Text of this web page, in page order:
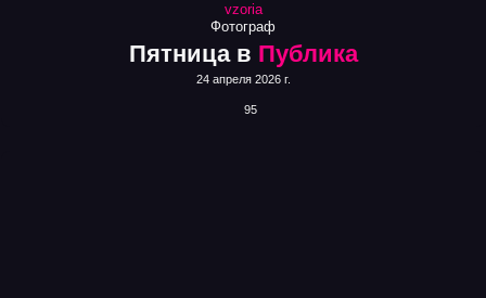
Пятница в Публика
24 апреля 2026 г.
vzoria
Фотограф
95